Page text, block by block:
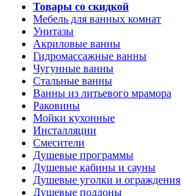
Товары со скидкой
Мебель для ванных комнат
Унитазы
Акриловые ванны
Гидромассажные ванны
Чугунные ванны
Стальные ванны
Ванны из литьевого мрамора
Раковины
Мойки кухонные
Инсталляции
Смесители
Душевые программы
Душевые кабины и сауны
Душевые уголки и ограждения
Душевые поддоны